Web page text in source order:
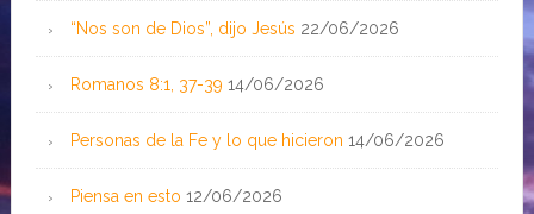
“Nos son de Dios”, dijo Jesús 22/06/2026
Romanos 8:1, 37-39 14/06/2026
Personas de la Fe y lo que hicieron 14/06/2026
Piensa en esto 12/06/2026